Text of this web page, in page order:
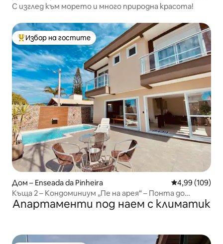
С изглед към морето и много природна красота!
Най-популярен избор на гостите
Избор на гостите
Дом – Enseada da Pinheira Средна
4,99 (109)
Къща 2 – Кондоминиум „Пе на арея“ – Понта до
Папагайо
Апартаменти под наем с климатик